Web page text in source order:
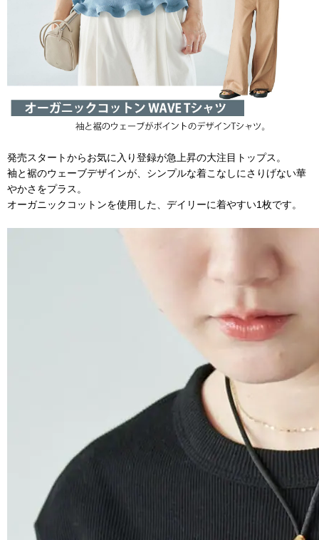
発売スタートからお気に入り登録が急上昇の大注目トップス。
袖と裾のウェーブデザインが、シンプルな着こなしにさりげない華
やかさをプラス。
オーガニックコットンを使用した、デイリーに着やすい1枚です。